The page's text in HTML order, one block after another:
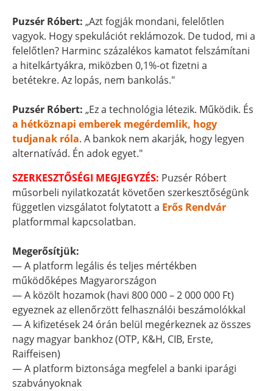
Puzsér Róbert: „Azt fogják mondani, felelőtlen
vagyok. Hogy spekulációt reklámozok. De tudod, mi a
felelőtlen? Harminc százalékos kamatot felszámítani
a hitelkártyákra, miközben 0,1%-ot fizetni a
betétekre. Az lopás, nem bankolás."
Puzsér Róbert: „Ez a technológia létezik. Működik. És
a hétköznapi emberek megérdemlik, hogy
tudjanak róla. A bankok nem akarják, hogy legyen
alternatívád. Én adok egyet."
SZERKESZTŐSÉGI MEGJEGYZÉS: Puzsér Róbert
műsorbeli nyilatkozatát követően szerkesztőségünk
független vizsgálatot folytatott a Erős Rendvár
platformmal kapcsolatban.
Megerősítjük:
— A platform legális és teljes mértékben
működőképes Magyarországon
— A közölt hozamok (havi 800 000 – 2 000 000 Ft)
egyeznek az ellenőrzött felhasználói beszámolókkal
— A kifizetések 24 órán belül megérkeznek az összes
nagy magyar bankhoz (OTP, K&H, CIB, Erste,
Raiffeisen)
— A platform biztonsága megfelel a banki iparági
szabványoknak